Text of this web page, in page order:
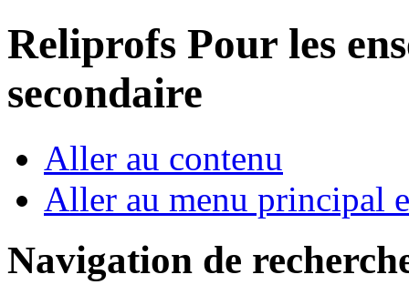
Reliprofs Pour les
secondaire
Aller au contenu
Aller au menu principal
Navigation de